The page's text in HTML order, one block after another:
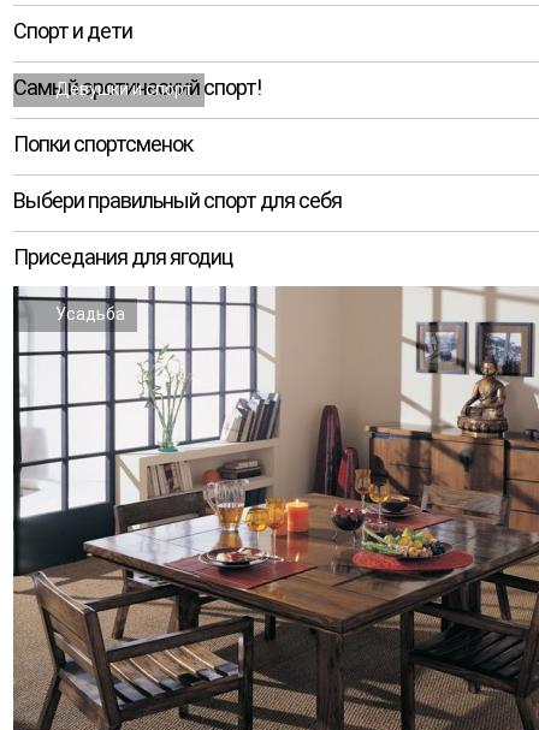
Спорт и дети
Самый эротический спорт!
Попки спортсменок
Выбери правильный спорт для себя
Приседания для ягодиц
Девушки и спорт
Усадьба